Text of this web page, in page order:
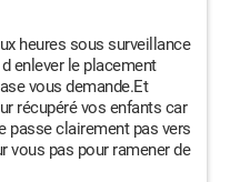
heures sous surveillance
enlever le placement
vous demande.Et
récupéré vos enfants car
passe clairement pas vers
vous pas pour ramener de